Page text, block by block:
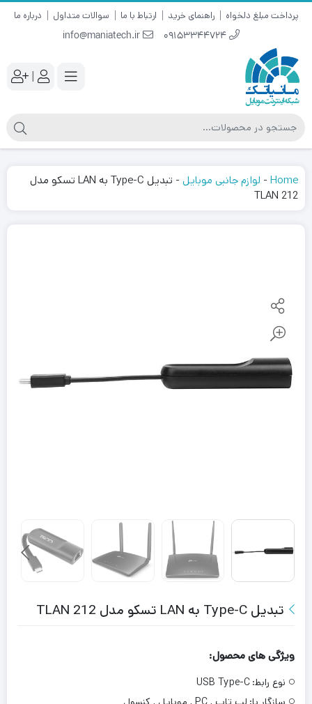
پرداخت مبلغ دلخواه راهنمای خرید ارتباط با ما سوالات متداول درباره ما
09153344724
info@maniatech.ir
|
Home
- لوازم جانبی موبایل -
تبدیل Type-C به LAN تسکو مدل
TLAN 212
تبدیل Type-C به LAN تسکو مدل TLAN 212
ویژگی های محصول:
نوع رابط: USB Type-C